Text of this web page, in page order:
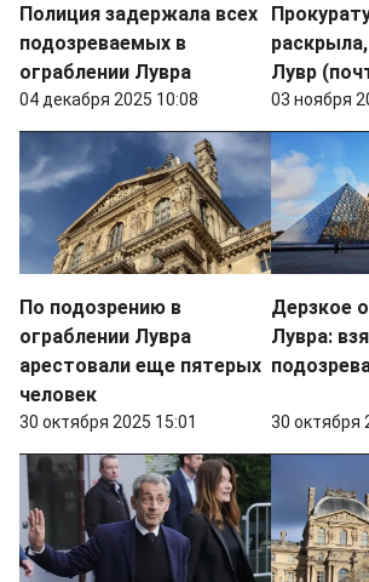
Полиция задержала всех
подозреваемых в
ограблении Лувра
04 декабря 2025 10:08
Лувр
03 ноября
По подозрению в
ограблении Лувра
арестовали еще пятерых
человек
30 октября 2025 15:01
Дерзкое
Лувра:
30 октября